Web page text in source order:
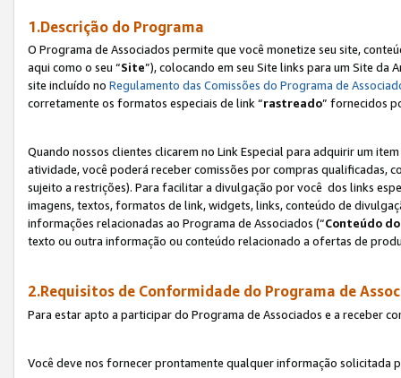
1.Descrição do Programa
O Programa de Associados permite que você monetize seu site,
aqui como o seu “Site”), colocando em seu Site links para um Site da
site incluído no Regulamento das Comissões do Programa de
corretamente os formatos especiais de link “rastreado” fornecidos
Quando nossos clientes clicarem no Link Especial para adquirir um
atividade, você poderá receber comissões por compras qualificadas,
sujeito a restrições). Para facilitar a divulgação por você dos links
imagens, textos, formatos de link, widgets, links, conteúdo de
informações relacionadas ao Programa de Associados (“Conteúdo
texto ou outra informação ou conteúdo relacionado a ofertas de
2.Requisitos de Conformidade do Programa de
Para estar apto a participar do Programa de Associados e a receber
Você deve nos fornecer prontamente qualquer informação solicitada